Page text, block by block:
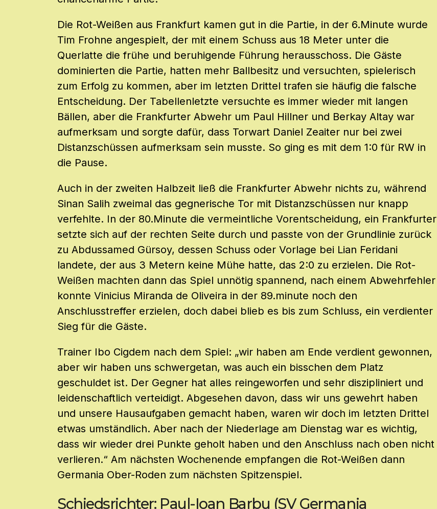
Die Rot-Weißen aus Frankfurt kamen gut in die Partie, in der 6.Minute wurde
Tim Frohne angespielt, der mit einem Schuss aus 18 Meter unter die
Querlatte die frühe und beruhigende Führung herausschoss. Die Gäste
dominierten die Partie, hatten mehr Ballbesitz und versuchten, spielerisch
zum Erfolg zu kommen, aber im letzten Drittel trafen sie häufig die falsche
Entscheidung. Der Tabellenletzte versuchte es immer wieder mit langen
Bällen, aber die Frankfurter Abwehr um Paul Hillner und Berkay Altay war
aufmerksam und sorgte dafür, dass Torwart Daniel Zeaiter nur bei zwei
Distanzschüssen aufmerksam sein musste. So ging es mit dem 1:0 für RW in
die Pause.
Auch in der zweiten Halbzeit ließ die Frankfurter Abwehr nichts zu, während
Sinan Salih zweimal das gegnerische Tor mit Distanzschüssen nur knapp
verfehlte. In der 80.Minute die vermeintliche Vorentscheidung, ein Frankfurter
setzte sich auf der rechten Seite durch und passte von der Grundlinie zurück
zu Abdussamed Gürsoy, dessen Schuss oder Vorlage bei Lian Feridani
landete, der aus 3 Metern keine Mühe hatte, das 2:0 zu erzielen. Die Rot-
Weißen machten dann das Spiel unnötig spannend, nach einem Abwehrfehler
konnte Vinicius Miranda de Oliveira in der 89.minute noch den
Anschlusstreffer erzielen, doch dabei blieb es bis zum Schluss, ein verdienter
Sieg für die Gäste.
Trainer Ibo Cigdem nach dem Spiel: „wir haben am Ende verdient gewonnen,
aber wir haben uns schwergetan, was auch ein bisschen dem Platz
geschuldet ist. Der Gegner hat alles reingeworfen und sehr diszipliniert und
leidenschaftlich verteidigt. Abgesehen davon, dass wir uns gewehrt haben
und unsere Hausaufgaben gemacht haben, waren wir doch im letzten Drittel
etwas umständlich. Aber nach der Niederlage am Dienstag war es wichtig,
dass wir wieder drei Punkte geholt haben und den Anschluss nach oben nicht
verlieren.“ Am nächsten Wochenende empfangen die Rot-Weißen dann
Germania Ober-Roden zum nächsten Spitzenspiel.
Schiedsrichter: Paul-Ioan Barbu (SV Germania